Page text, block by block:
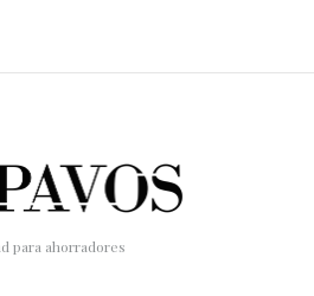
para ahorradores